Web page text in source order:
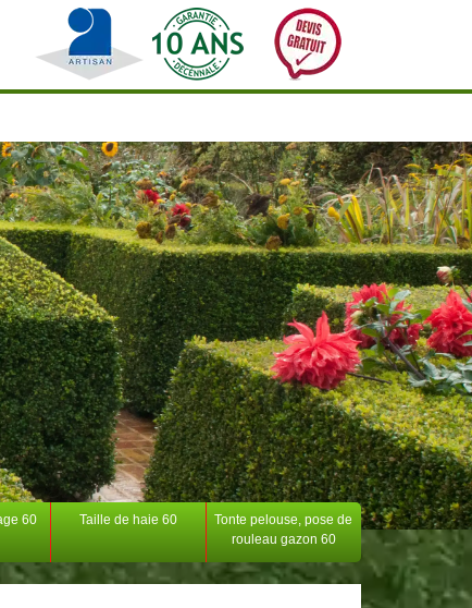
60 Taille de haie 60
Tonte pelouse, pose de
rouleau gazon 60